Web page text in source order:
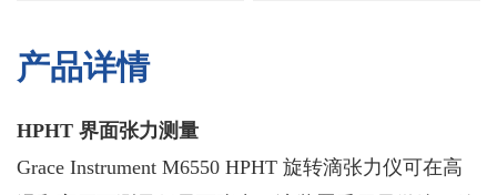
产品详情
HPHT 界面张力测量
Grace Instrument M6550 HPHT 旋转滴张力仪可在高